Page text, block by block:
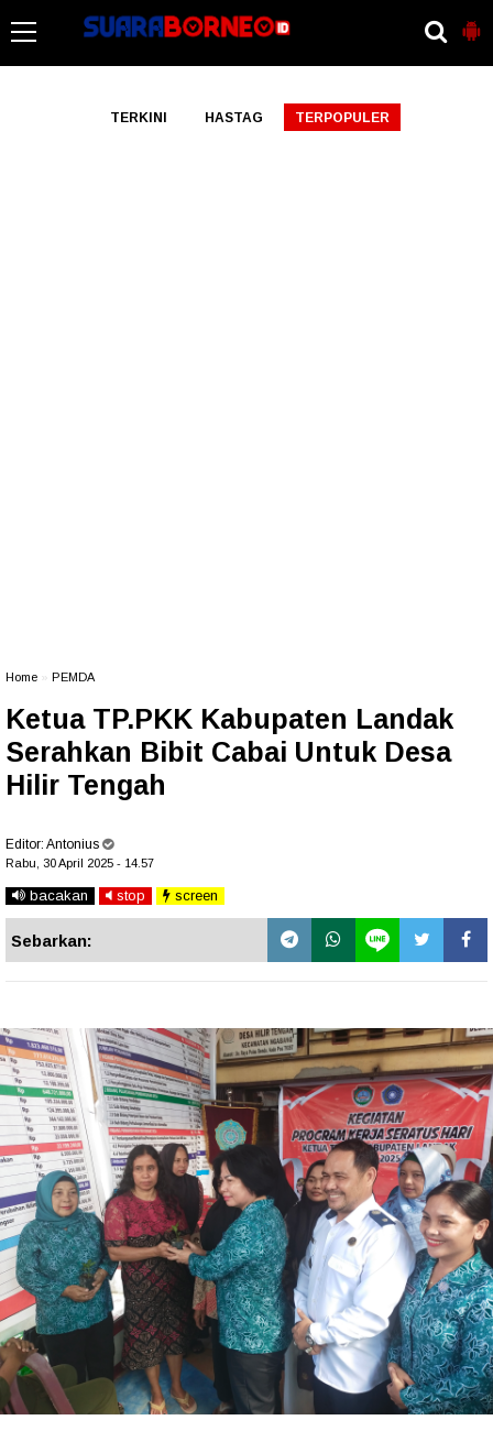
TERKINI HASTAG TERPOPULER
Home PEMDA
Ketua TP.PKK Kabupaten Landak
Serahkan Bibit Cabai Untuk Desa
Hilir Tengah
Editor: Antonius
Rabu, 30 April 2025 - 14.57
bacakan stop screen
Sebarkan: